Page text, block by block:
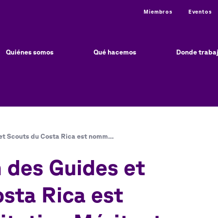
Utility
Miembros Eventos
Quiénes somos Qué hacemos Donde
Scouts du Costa Rica est nomm…
des Guides et
Rica est